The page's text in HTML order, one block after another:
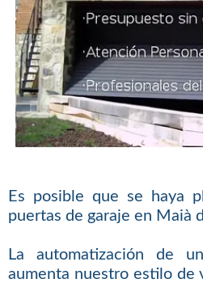
Es posible que se haya
puertas de garaje en Maià
La automatización de
aumenta nuestro estilo de